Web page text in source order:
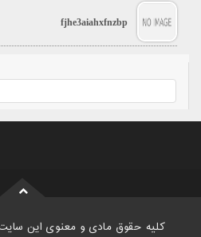
fjhe3aiahxfnzbp
کلیه حقوق مادی و معنوی این